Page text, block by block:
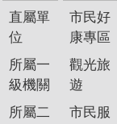
直屬單
位
所屬一
級機關
所屬二
市民好
康專區
觀光旅
遊
市民服